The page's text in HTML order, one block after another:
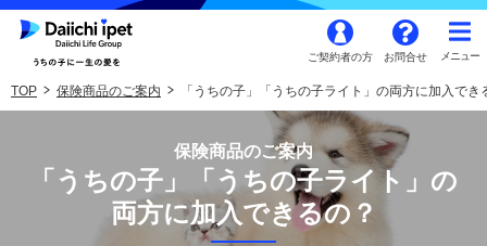
ご契約者の方 お問合せ
TOP 保険商品のご案内 「うちの子」「うちの子ライト」の両方に加入でき
保険商品のご案内
「うちの子」「うちの子ライト」の
両方に加入できるの？